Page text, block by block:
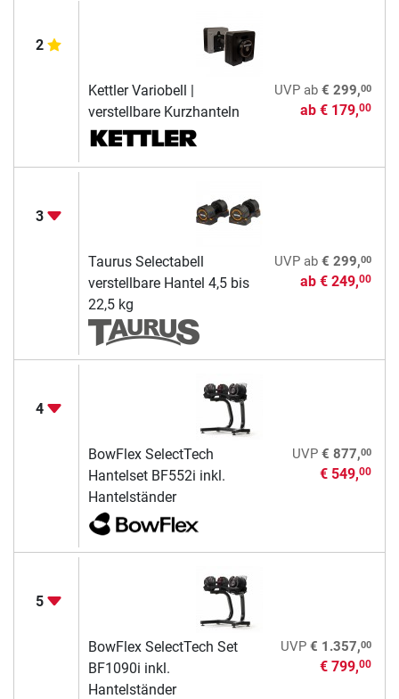
2
Kettler Variobell |
verstellbare Kurzhanteln
UVPab € 299,00
ab € 179,00
3
Taurus Selectabell
verstellbare Hantel 4,5 bis
22,5 kg
UVPab € 299,00
ab € 249,00
4
BowFlex SelectTech
Hantelset BF552i inkl.
Hantelständer
UVP € 877,00
€ 549,00
5
BowFlex SelectTech Set
BF1090i inkl.
Hantelständer
UVP € 1.357,00
€ 799,00